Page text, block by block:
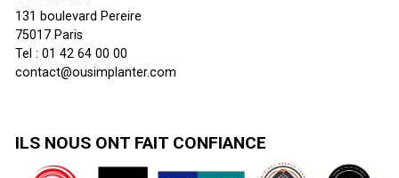
131 boulevard Pereire
75017 Paris
Tel : 01 42 64 00 00
contact@ousimplanter.com
ILS NOUS ONT FAIT CONFIANCE